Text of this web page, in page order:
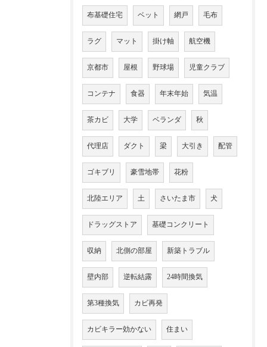
布基礎住宅 ベット 網戸 毛布
ラグ マット 掛け軸 航空機
京都市 屋根 野球場 児童クラブ
コンテナ 食器 年末年始 気温
茶カビ 大学 ベランダ 秋
代理店 ダクト 梁 大引き 配管
ゴキブリ 豪雪地帯 花粉
北陸エリア 土 さいたま市 犬
ドラッグストア 基礎コンクリート
収納 北側の部屋 新築トラブル
壁内部 逆転結露 24時間換気
第3種換気 カビ再発
カビキラー効かない 住まい